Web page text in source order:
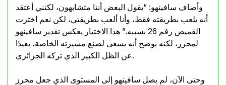
وأضاف سافينهو: “يقول البعض أننا متشابهون، لكنني أعتقد
أنه يلعب بطريقته فقط، وأنا ألعب بطريقتي، لكن نعم اخترت
القميص رقم 26 بسببه.” هذا الاختيار يعكس تقدير سافينهو
لمحرز، لكنه يوضح أنه يسعى لصنع مسيرته الخاصة، بعيدًا
عن الظل الكبير الذي تركه الجزائري.
وحتى الآن، لم يصل سافينهو إلى المستوى الذي جعل محرز